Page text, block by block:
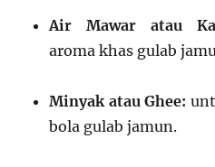
Air Mawar atau
aroma khas gulab
Minyak atau Ghee:
bola gulab jamun.